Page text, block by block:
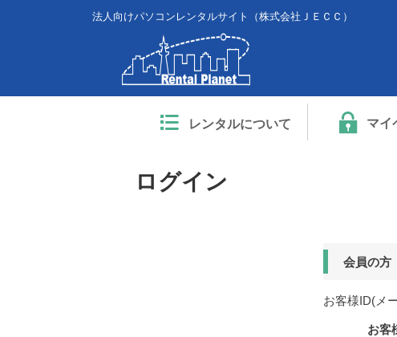
法人向けパソコンレンタルサイト（株式会社ＪＥＣＣ）
レンタルについて マイ
ログイン
会員の方
お客様ID(メ
お客